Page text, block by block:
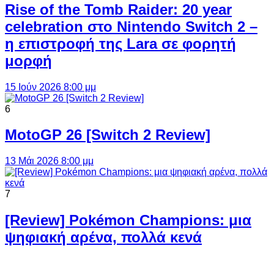
Rise of the Tomb Raider: 20 year
celebration στο Nintendo Switch 2 –
η επιστροφή της Lara σε φορητή
μορφή
15 Ιούν 2026 8:00 μμ
6
MotoGP 26 [Switch 2 Review]
13 Μάι 2026 8:00 μμ
7
[Review] Pokémon Champions: μια
ψηφιακή αρένα, πολλά κενά